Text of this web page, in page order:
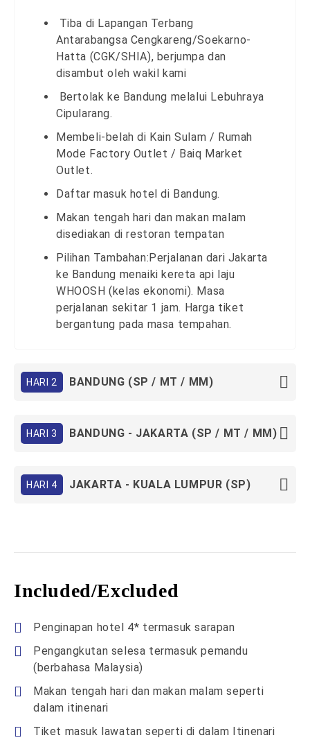
Tiba di Lapangan Terbang
Antarabangsa Cengkareng/Soekarno-
Hatta (CGK/SHIA), berjumpa dan
disambut oleh wakil kami
Bertolak ke Bandung melalui Lebuhraya
Cipularang.
Membeli-belah di Kain Sulam / Rumah
Mode Factory Outlet / Baiq Market
Outlet.
Daftar masuk hotel di Bandung.
Makan tengah hari dan makan malam
disediakan di restoran tempatan
Pilihan Tambahan:Perjalanan dari Jakarta
ke Bandung menaiki kereta api laju
WHOOSH (kelas ekonomi). Masa
perjalanan sekitar 1 jam. Harga tiket
bergantung pada masa tempahan.
HARI 2 BANDUNG (SP / MT / MM)
HARI 3 BANDUNG - JAKARTA (SP / MT / MM)
HARI 4 JAKARTA - KUALA LUMPUR (SP)
Included/Excluded
Penginapan hotel 4* termasuk sarapan
Pengangkutan selesa termasuk pemandu
(berbahasa Malaysia)
Makan tengah hari dan makan malam seperti
dalam itinenari
Tiket masuk lawatan seperti di dalam Itinenari